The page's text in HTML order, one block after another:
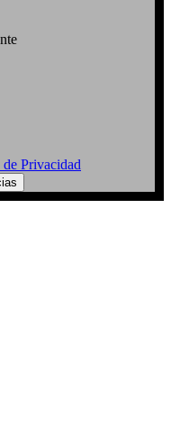
Privacidad